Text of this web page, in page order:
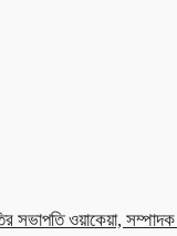
সভাপতি ওয়াকেয়া,